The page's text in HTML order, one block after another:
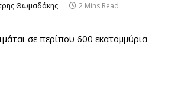
Θωμαδάκης
2 Mins Read
σε περίπου 600 εκατομμύρια